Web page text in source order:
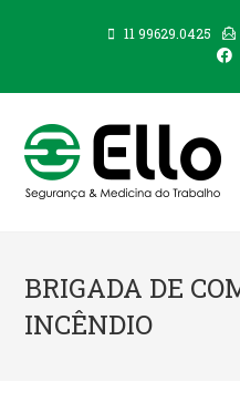
11 99629.0425
BRIGADA DE
INCÊNDIO